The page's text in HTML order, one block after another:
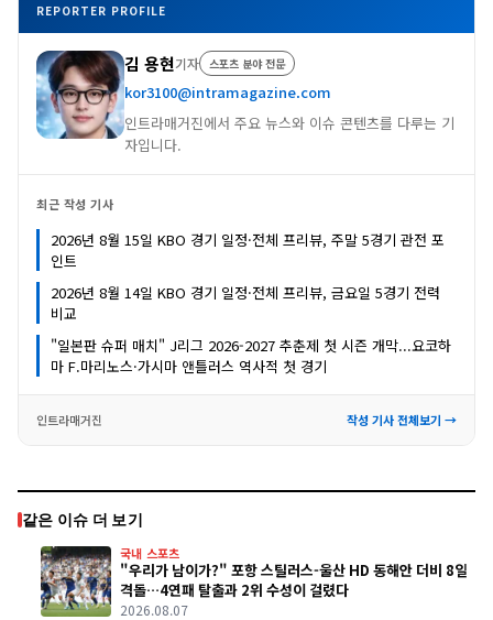
REPORTER PROFILE
김 용현기자 스포츠 분야 전문
kor3100@intramagazine.com
인트라매거진에서 주요 뉴스와 이슈 콘텐츠를 다루는 기
자입니다.
최근 작성 기사
2026년 8월 15일 KBO 경기 일정·전체 프리뷰, 주말 5경기 관전 포
인트
2026년 8월 14일 KBO 경기 일정·전체 프리뷰, 금요일 5경기 전력
비교
"일본판 슈퍼 매치" J리그 2026-2027 추춘제 첫 시즌 개막...요코하
마 F.마리노스·가시마 앤틀러스 역사적 첫 경기
인트라매거진 작성 기사 전체보기 →
같은 이슈 더 보기
국내 스포츠
"우리가 남이가?" 포항 스틸러스-울산 HD 동해안 더비 8일
격돌…4연패 탈출과 2위 수성이 걸렸다
2026.08.07